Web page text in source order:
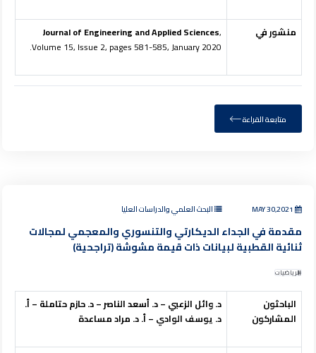
منشور في Journal of Engineering and Applied Sciences,
Volume 15, Issue 2, pages 581-585, January 2020.
متابعة القراءة
البحث العلمي والدراسات العليا
مقدمة في الجداء الديكارتي والتنسوري والمعجمي لمجالات
ثنائية القطبية لبيانات ذات قيمة مشوشة (تراجحية)
الرياضيات
الباحثون
المشاركون
د. وائل الزعبي – د. أسعد الناصر – د. حازم حتاملة – أ.
د. يوسف الوادي – أ. د. مراد مساعدة